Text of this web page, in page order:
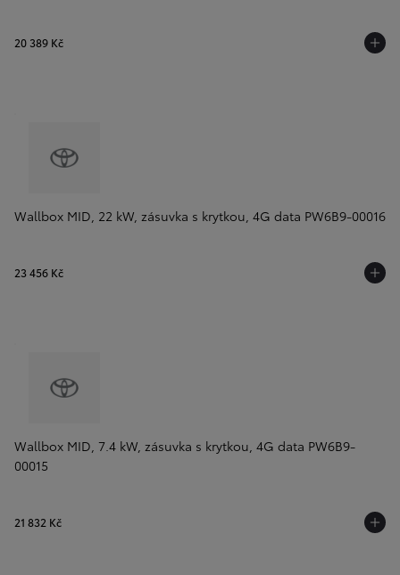
20 389 Kč
Wallbox MID, 22 kW, zásuvka s krytkou, 4G data PW6B9-00016
23 456 Kč
Wallbox MID, 7.4 kW, zásuvka s krytkou, 4G data PW6B9-
00015
21 832 Kč